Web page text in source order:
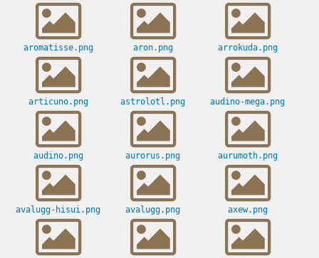
aromatisse.png aron.png arrokuda.png
articuno.png astrolotl.png audino-mega.png
audino.png aurorus.png aurumoth.png
avalugg-hisui.png avalugg.png axew.png